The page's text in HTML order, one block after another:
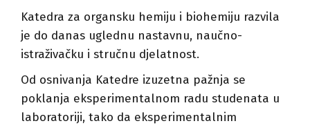
Katedra za organsku hemiju i biohemiju razvila
je do danas uglednu nastavnu, naučno-
istraživačku i stručnu djelatnost.
Od osnivanja Katedre izuzetna pažnja se
poklanja eksperimentalnom radu studenata u
laboratoriji, tako da eksperimentalnim